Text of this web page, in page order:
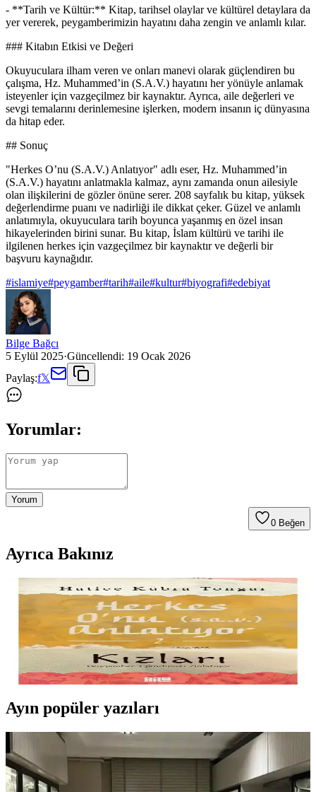
- **Tarih ve Kültür:** Kitap, tarihsel olaylar ve kültürel detaylara da
yer vererek, peygamberimizin hayatını daha zengin ve anlamlı kılar.
### Kitabın Etkisi ve Değeri
Okuyuculara ilham veren ve onları manevi olarak güçlendiren bu
çalışma, Hz. Muhammed’in (S.A.V.) hayatını her yönüyle anlamak
isteyenler için vazgeçilmez bir kaynaktır. Ayrıca, aile değerleri ve
sevgi temalarını derinlemesine işlerken, modern insanın iç dünyasına
da hitap eder.
## Sonuç
"Herkes O’nu (S.A.V.) Anlatıyor" adlı eser, Hz. Muhammed’in
(S.A.V.) hayatını anlatmakla kalmaz, aynı zamanda onun ailesiyle
olan ilişkilerini de gözler önüne serer. 208 sayfalık bu kitap, yüksek
değerlendirme puanı ve nadirliği ile dikkat çeker. Güzel ve anlamlı
anlatımıyla, okuyuculara tarih boyunca yaşanmış en özel insan
hikayelerinden birini sunar. Bu kitap, İslam kültürü ve tarihi ile
ilgilenen herkes için vazgeçilmez bir kaynaktır ve değerli bir
başvuru kaynağıdır.
#islamiye#peygamber#tarih#aile#kultur#biyografi#edebiyat
Bilge Bağcı
5 Eylül 2025·Güncellendi: 19 Ocak 2026
Paylaş:f𝕏
Yorumlar:
Yorum
0 Beğen
Ayrıca Bakınız
Hz. Muhammed’in Hayatı ve Ailesi Üzerine Derin
Bir İnceleme Kitabı
Hz. Muhammed’in hayatını ve ailesini anlatan bu kitap, detaylı
içerik, yüksek kalite ve güncel baskısıyla İslam kültürü ve tarihiyle
ilgilenenler için önemli bir kaynak sunuyor.
Ayın popüler yazıları